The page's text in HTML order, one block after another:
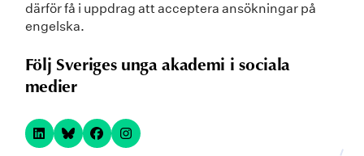
därför få i uppdrag att acceptera ansökningar på
engelska.
Följ Sveriges unga akademi i sociala
medier